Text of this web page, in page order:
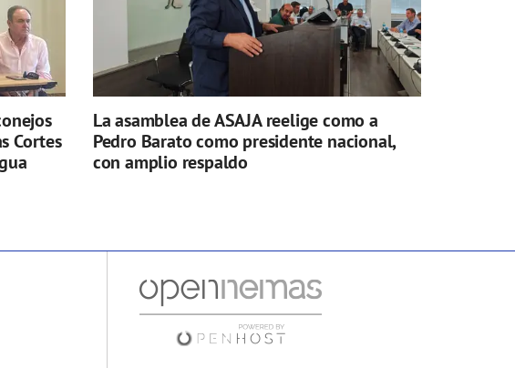
Cortes
La asamblea de ASAJA reelige como a
Pedro Barato como presidente nacional,
con amplio respaldo